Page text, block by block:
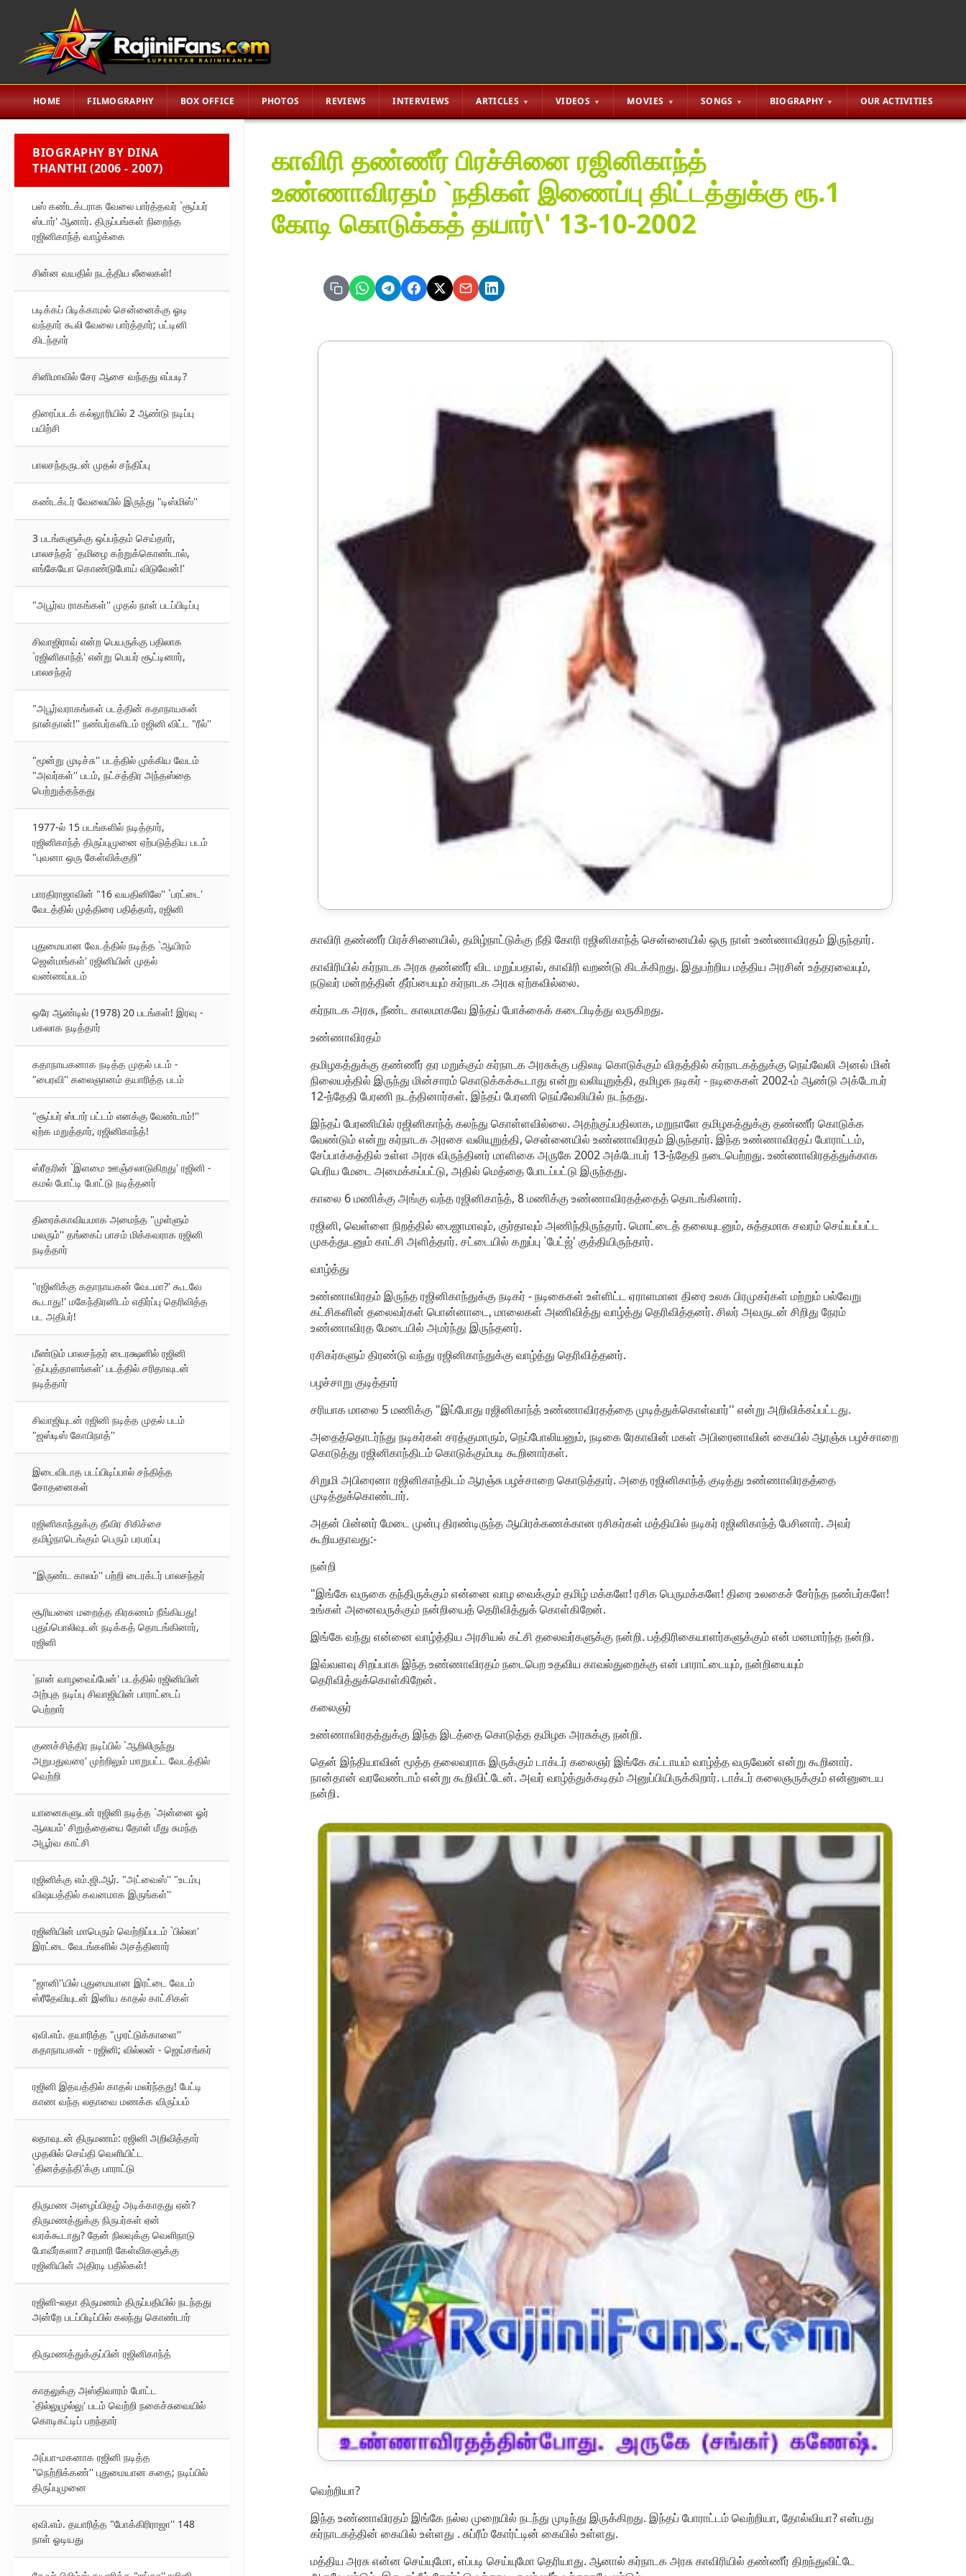
HOME FILMOGRAPHY BOX OFFICE PHOTOS REVIEWS INTERVIEWS ARTICLES VIDEOS MOVIES SONGS BIOGRAPHY OUR ACTIVITIES
BIOGRAPHY BY DINA
THANTHI (2006 - 2007)
பஸ் கண்டக்டராக வேலை பார்த்தவர் `சூப்பர்
ஸ்டார்' ஆனார். திருப்பங்கள் நிறைந்த
ரஜினிகாந்த் வாழ்க்கை
சின்ன வயதில் நடத்திய லீலைகள்!
படிக்கப் பிடிக்காமல் சென்னைக்கு ஓடி
வந்தார் கூலி வேலை பார்த்தார்; பட்டினி
கிடந்தார்
சினிமாவில் சேர ஆசை வந்தது எப்படி?
திரைப்படக் கல்லூரியில் 2 ஆண்டு நடிப்பு
பயிற்சி
பாலசந்தருடன் முதல் சந்திப்பு
கண்டக்டர் வேலையில் இருந்து "டிஸ்மிஸ்''
3 படங்களுக்கு ஒப்பந்தம் செய்தார்,
பாலசந்தர் `தமிழை கற்றுக்கொண்டால்,
எங்கேயோ கொண்டுபோய் விடுவேன்!'
"அபூர்வ ராகங்கள்'' முதல் நாள் படப்பிடிப்பு
சிவாஜிராவ் என்ற பெயருக்கு பதிலாக
`ரஜினிகாந்த்' என்று பெயர் சூட்டினார்,
பாலசந்தர்
"அபூர்வராகங்கள் படத்தின் கதாநாயகன்
நான்தான்!'' நண்பர்களிடம் ரஜினி விட்ட "ரீல்''
"மூன்று முடிச்சு'' படத்தில் முக்கிய வேடம்
"அவர்கள்'' படம், நட்சத்திர அந்தஸ்தை
பெற்றுத்தந்தது
1977-ல் 15 படங்களில் நடித்தார்,
ரஜினிகாந்த் திருப்புமுனை ஏற்படுத்திய படம்
"புவனா ஒரு கேள்விக்குறி''
பாரதிராஜாவின் "16 வயதினிலே'' `பரட்டை'
வேடத்தில் முத்திரை பதித்தார், ரஜினி
புதுமையான வேடத்தில் நடித்த `ஆயிரம்
ஜென்மங்கள்' ரஜினியின் முதல்
வண்ணப்படம்
ஒரே ஆண்டில் (1978) 20 படங்கள்! இரவு -
பகலாக நடித்தார்
கதாநாயகனாக நடித்த முதல் படம் -
"பைரவி'' கலைஞானம் தயாரித்த படம்
"சூப்பர் ஸ்டார் பட்டம் எனக்கு வேண்டாம்!''
ஏற்க மறுத்தார், ரஜினிகாந்த்!
ஸ்ரீதரின் `இளமை ஊஞ்சலாடுகிறது' ரஜினி -
கமல் போட்டி போட்டு நடித்தனர்
திரைக்காவியமாக அமைந்த "முள்ளும்
மலரும்'' தங்கைப் பாசம் மிக்கவராக ரஜினி
நடித்தார்
"ரஜினிக்கு கதாநாயகன் வேடமா?' கூடவே
கூடாது!' மகேந்திரனிடம் எதிர்ப்பு தெரிவித்த
பட அதிபர்!
மீண்டும் பாலசந்தர் டைரக்ஷனில் ரஜினி
`தப்புத்தாளங்கள்' படத்தில் சரிதாவுடன்
நடித்தார்
சிவாஜியுடன் ரஜினி நடித்த முதல் படம்
"ஜஸ்டிஸ் கோபிநாத்''
இடைவிடாத படப்பிடிப்பால் சந்தித்த
சோதனைகள்
ரஜினிகாந்துக்கு தீவிர சிகிச்சை
தமிழ்நாடெங்கும் பெரும் பரபரப்பு
"இருண்ட காலம்'' பற்றி டைரக்டர் பாலசந்தர்
சூரியனை மறைத்த கிரகணம் நீங்கியது!
புதுப்பொலிவுடன் நடிக்கத் தொடங்கினார்,
ரஜினி
`நான் வாழவைப்பேன்' படத்தில் ரஜினியின்
அற்புத நடிப்பு சிவாஜியின் பாராட்டைப்
பெற்றார்
குணச்சித்திர நடிப்பில் `ஆறிலிருந்து
அறுபதுவரை' முற்றிலும் மாறுபட்ட வேடத்தில்
வெற்றி
யானைகளுடன் ரஜினி நடித்த `அன்னை ஓர்
ஆலயம்' சிறுத்தையை தோள் மீது சுமந்த
அபூர்வ காட்சி
ரஜினிக்கு எம்.ஜி.ஆர். "அட்வைஸ்'' "உடம்பு
விஷயத்தில் கவனமாக இருங்கள்''
ரஜினியின் மாபெரும் வெற்றிப்படம் `பில்லா'
இரட்டை வேடங்களில் அசத்தினார்
"ஜானி''யில் புதுமையான இரட்டை வேடம்
ஸ்ரீதேவியுடன் இனிய காதல் காட்சிகள்
ஏவி.எம். தயாரித்த "முரட்டுக்காளை''
கதாநாயகன் - ரஜினி; வில்லன் - ஜெய்சங்கர்
ரஜினி இதயத்தில் காதல் மலர்ந்தது! பேட்டி
காண வந்த லதாவை மணக்க விருப்பம்
லதாவுடன் திருமணம்: ரஜினி அறிவித்தார்
முதலில் செய்தி வெளியிட்ட
`தினத்தந்தி'க்கு பாராட்டு
திருமண அழைப்பிதழ் அடிக்காதது ஏன்?
திருமணத்துக்கு நிருபர்கள் ஏன்
வரக்கூடாது? தேன் நிலவுக்கு வெளிநாடு
போவீர்களா? சரமாரி கேள்விகளுக்கு
ரஜினியின் அதிரடி பதில்கள்!
ரஜினி-லதா திருமணம் திருப்பதியில் நடந்தது
அன்றே படப்பிடிப்பில் கலந்து கொண்டார்
திருமணத்துக்குப்பின் ரஜினிகாந்த்
காதலுக்கு அஸ்திவாரம் போட்ட
`தில்லுமுல்லு' படம் வெற்றி நகைச்சுவையில்
கொடிகட்டிப் பறந்தார்
அப்பா-மகனாக ரஜினி நடித்த
"நெற்றிக்கண்'' புதுமையான கதை; நடிப்பில்
திருப்புமுனை
ஏவி.எம். தயாரித்த "போக்கிரிராஜா'' 148
நாள் ஓடியது
காவிரி தண்ணீர் பிரச்சினை ரஜினிகாந்த்
உண்ணாவிரதம் `நதிகள் இணைப்பு திட்டத்துக்கு ரூ.1
கோடி கொடுக்கத் தயார்\' 13-10-2002
காவிரி தண்ணீர் பிரச்சினையில், தமிழ்நாட்டுக்கு நீதி கோரி ரஜினிகாந்த் சென்னையில் ஒரு நாள் உண்ணாவிரதம் இருந்தார்.
காவிரியில் கர்நாடக அரசு தண்ணீர் விட மறுப்பதால், காவிரி வறண்டு கிடக்கிறது. இதுபற்றிய மத்திய அரசின் உத்தரவையும்,
நடுவர் மன்றத்தின் தீர்ப்பையும் கர்நாடக அரசு ஏற்கவில்லை.
கர்நாடக அரசு, நீண்ட காலமாகவே இந்தப் போக்கைக் கடைபிடித்து வருகிறது.
உண்ணாவிரதம்
தமிழகத்துக்கு தண்ணீர் தர மறுக்கும் கர்நாடக அரசுக்கு பதிலடி கொடுக்கும் விதத்தில் கர்நாடகத்துக்கு நெய்வேலி அனல் மின்
நிலையத்தில் இருந்து மின்சாரம் கொடுக்கக்கூடாது என்று வலியுறுத்தி, தமிழக நடிகர் - நடிகைகள் 2002-ம் ஆண்டு அக்டோபர்
12-ந்தேதி பேரணி நடத்தினார்கள். இந்தப் பேரணி நெய்வேலியில் நடந்தது.
இந்தப் பேரணியில் ரஜினிகாந்த் கலந்து கொள்ளவில்லை. அதற்குப்பதிலாக, மறுநாளே தமிழகத்துக்கு தண்ணீர் கொடுக்க
வேண்டும் என்று கர்நாடக அரசை வலியுறுத்தி, சென்னையில் உண்ணாவிரதம் இருந்தார். இந்த உண்ணாவிரதப் போராட்டம்,
சேப்பாக்கத்தில் உள்ள அரசு விருந்தினர் மாளிகை அருகே 2002 அக்டோபர் 13-ந்தேதி நடைபெற்றது. உண்ணாவிரதத்துக்காக
பெரிய மேடை அமைக்கப்பட்டு, அதில் மெத்தை போடப்பட்டு இருந்தது.
காலை 6 மணிக்கு அங்கு வந்த ரஜினிகாந்த், 8 மணிக்கு உண்ணாவிரதத்தைத் தொடங்கினார்.
ரஜினி, வெள்ளை நிறத்தில் பைஜாமாவும், குர்தாவும் அணிந்திருந்தார். மொட்டைத் தலையுடனும், சுத்தமாக சவரம் செய்யப்பட்ட
முகத்துடனும் காட்சி அளித்தார். சட்டையில் கறுப்பு `பேட்ஜ்' குத்தியிருந்தார்.
வாழ்த்து
உண்ணாவிரதம் இருந்த ரஜினிகாந்துக்கு நடிகர் - நடிகைகள் உள்ளிட்ட ஏராளமான திரை உலக பிரமுகர்கள் மற்றும் பல்வேறு
கட்சிகளின் தலைவர்கள் பொன்னாடை, மாலைகள் அணிவித்து வாழ்த்து தெரிவித்தனர். சிலர் அவருடன் சிறிது நேரம்
உண்ணாவிரத மேடையில் அமர்ந்து இருந்தனர்.
ரசிகர்களும் திரண்டு வந்து ரஜினிகாந்துக்கு வாழ்த்து தெரிவித்தனர்.
பழச்சாறு குடித்தார்
சரியாக மாலை 5 மணிக்கு "இப்போது ரஜினிகாந்த் உண்ணாவிரதத்தை முடித்துக்கொள்வார்'' என்று அறிவிக்கப்பட்டது.
அதைத்தொடர்ந்து நடிகர்கள் சரத்குமாரும், நெப்போலியனும், நடிகை ரேகாவின் மகள் அபிரைனாவின் கையில் ஆரஞ்சு பழச்சாறை
கொடுத்து ரஜினிகாந்திடம் கொடுக்கும்படி கூறினார்கள்.
சிறுமி அபிரைனா ரஜினிகாந்திடம் ஆரஞ்சு பழச்சாறை கொடுத்தார். அதை ரஜினிகாந்த் குடித்து உண்ணாவிரதத்தை
முடித்துக்கொண்டார்.
அதன் பின்னர் மேடை முன்பு திரண்டிருந்த ஆயிரக்கணக்கான ரசிகர்கள் மத்தியில் நடிகர் ரஜினிகாந்த் பேசினார். அவர்
கூறியதாவது:-
நன்றி
"இங்கே வருகை தந்திருக்கும் என்னை வாழ வைக்கும் தமிழ் மக்களே! ரசிக பெருமக்களே! திரை உலகைச் சேர்ந்த நண்பர்களே!
உங்கள் அனைவருக்கும் நன்றியைத் தெரிவித்துக் கொள்கிறேன்.
இங்கே வந்து என்னை வாழ்த்திய அரசியல் கட்சி தலைவர்களுக்கு நன்றி. பத்திரிகையாளர்களுக்கும் என் மனமார்ந்த நன்றி.
இவ்வளவு சிறப்பாக இந்த உண்ணாவிரதம் நடைபெற உதவிய காவல்துறைக்கு என் பாராட்டையும், நன்றியையும்
தெரிவித்துக்கொள்கிறேன்.
கலைஞர்
உண்ணாவிரதத்துக்கு இந்த இடத்தை கொடுத்த தமிழக அரசுக்கு நன்றி.
தென் இந்தியாவின் மூத்த தலைவராக இருக்கும் டாக்டர் கலைஞர் இங்கே கட்டாயம் வாழ்த்த வருவேன் என்று கூறினார்.
நான்தான் வரவேண்டாம் என்று கூறிவிட்டேன். அவர் வாழ்த்துக்கடிதம் அனுப்பியிருக்கிறார். டாக்டர் கலைஞருக்கும் என்னுடைய
நன்றி.
வெற்றியா?
இந்த உண்ணாவிரதம் இங்கே நல்ல முறையில் நடந்து முடிந்து இருக்கிறது. இந்தப் போராட்டம் வெற்றியா, தோல்வியா? என்பது
கர்நாடகத்தின் கையில் உள்ளது . சுப்ரீம் கோர்ட்டின் கையில் உள்ளது.
மத்திய அரசு என்ன செய்யுமோ, எப்படி செய்யுமோ தெரியாது. ஆனால் கர்நாடக அரசு காவிரியில் தண்ணீர் திறந்துவிட்டே